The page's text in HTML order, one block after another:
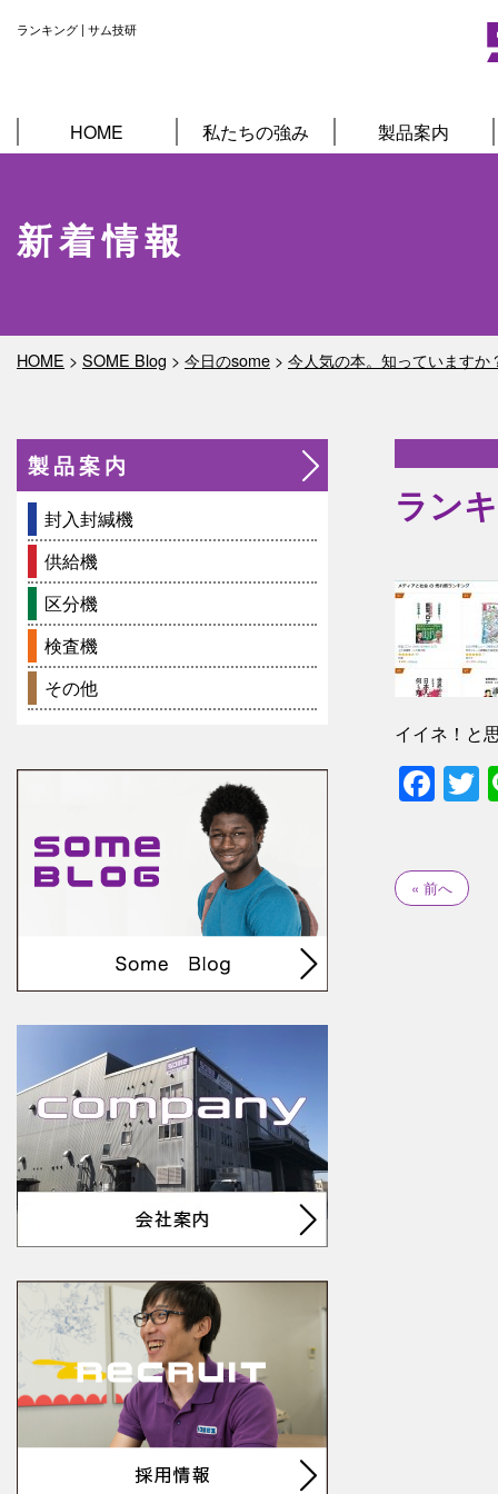
ランキング | サム技研
HOME 私たちの強み 製品案内
新着情報
HOME > SOME Blog > 今日のsome > 今人気の本。知っていますか
ラン
イイネ！と
« 前へ
製品案内
封入封緘機
供給機
区分機
検査機
その他